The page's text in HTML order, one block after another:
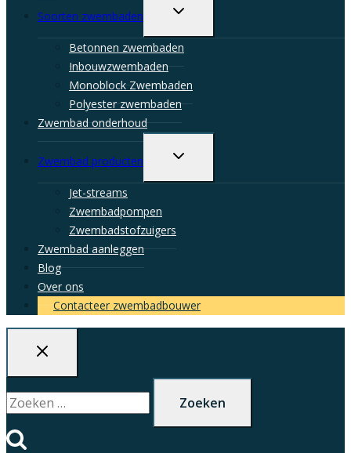
Soorten zwembaden
Toggle
menu
Betonnen zwembaden
Inbouwzwembaden
Monoblock Zwembaden
Polyester zwembaden
Zwembad onderhoud
Zwembad producten
Toggle
menu
Jet-streams
Zwembadpompen
Zwembadstofzuigers
Zwembad aanleggen
Blog
Over ons
Contacteer zwembadbouwer
Zoeken
naar: